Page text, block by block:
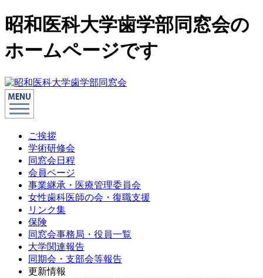
昭和医科大学歯学部同窓会の
ホームページです
ご挨拶
学術研修会
同窓会日程
会員ページ
事業継承・医療管理委員会
女性歯科医師の会・復職支援
リンク集
保険
同窓会事務局・役員一覧
大学関連報告
同期会・支部会等報告
更新情報